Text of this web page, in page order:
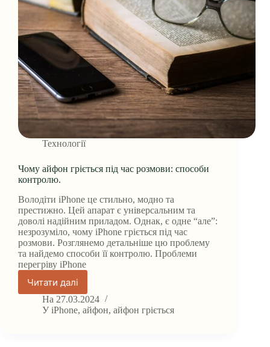
Технології
Чому айфон гріється під час розмови: способи
контролю.
Володіти iPhone це стильно, модно та
престижно. Цей апарат є універсальним та
доволі надійним приладом. Однак, є одне “але”:
незрозуміло, чому iPhone гріється під час
розмови. Розглянемо детальніше цю проблему
та найдемо способи її контролю. Проблеми
перегріву iPhone
Читати далі
Чому
айфон
гріється
На 27.03.2024
У iPhone,айфон,айфон гріється